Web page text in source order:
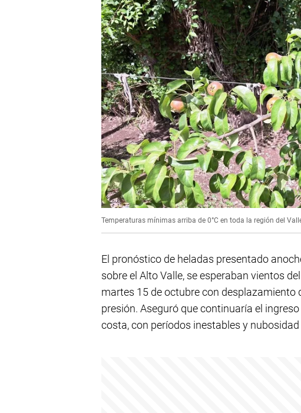
Temperaturas mínimas arriba de 0°C en toda la región del
El pronóstico de heladas presentado
sobre el Alto Valle, se esperaban vientos
martes 15 de octubre con desplazamiento
presión. Aseguró que continuaría el
costa, con períodos inestables y